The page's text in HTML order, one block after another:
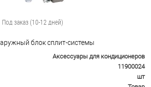
Под заказ (10-12 дней)
блок сплит-системы
Аксессуары для кондиционеров
11900024
шт